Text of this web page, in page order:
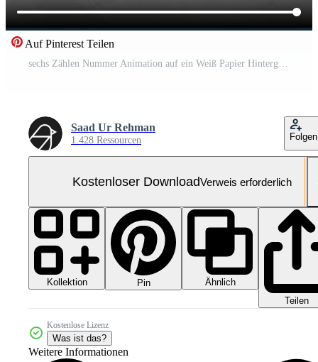
Auf Pinterest Teilen
sechs Zählen Nummer Animation auf ein Weiß Papier Hintergrund Kostenloses Video
Saad Ur Rehman
1.428 Ressourcen Folgen
Kostenloser DownloadVerweis erforderlich
Kollektion Pin
Ähnlich
Teilen
Kostenlose Lizenz
Was ist das?
Weitere Informationen